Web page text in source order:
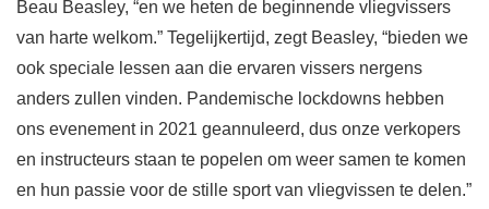
Beau Beasley, “en we heten de beginnende vliegvissers
van harte welkom.” Tegelijkertijd, zegt Beasley, “bieden we
ook speciale lessen aan die ervaren vissers nergens
anders zullen vinden. Pandemische lockdowns hebben
ons evenement in 2021 geannuleerd, dus onze verkopers
en instructeurs staan ​​te popelen om weer samen te komen
en hun passie voor de stille sport van vliegvissen te delen.”